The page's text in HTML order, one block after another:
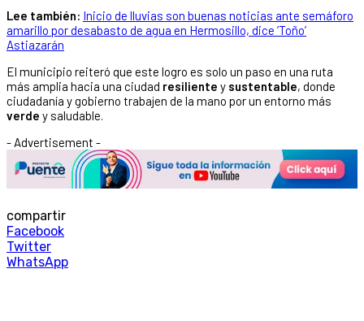
Lee también: Inicio de lluvias son buenas noticias ante semáforo
amarillo por desabasto de agua en Hermosillo, dice ‘Toño’
Astiazarán
El municipio reiteró que este logro es solo un paso en una ruta
más amplia hacia una ciudad resiliente y sustentable, donde
ciudadanía y gobierno trabajen de la mano por un entorno más
verde y saludable.
- Advertisement -
compartir
Facebook
Twitter
WhatsApp